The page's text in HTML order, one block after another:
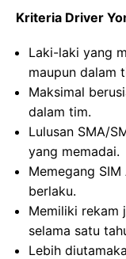
Kriteria Driver
Laki-laki yang
maupun dalam
Maksimal
dalam tim.
Lulusan SMA/
yang memadai.
Memegang
berlaku.
Memiliki rekam
selama satu
Lebih